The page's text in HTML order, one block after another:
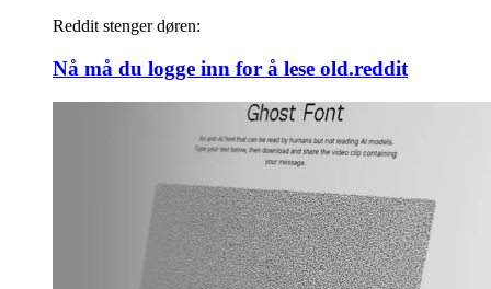
Reddit stenger døren:
Nå må du logge inn for å lese old.reddit